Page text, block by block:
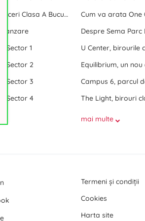
Centre de afaceri Clasa A Bucuresti
vanzare
Sector 1
Sector 2
Sector 3
Sector 4
mai multe
Termeni și condiții
Cookies
Harta site